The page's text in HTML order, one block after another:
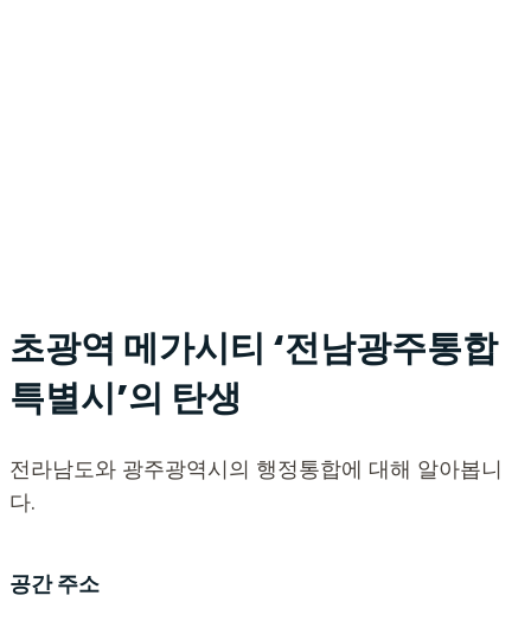
초광역 메가시티 ‘전남광주통합
특별시’의 탄생
전라남도와 광주광역시의 행정통합에 대해 알아봅니
다.
공간 주소